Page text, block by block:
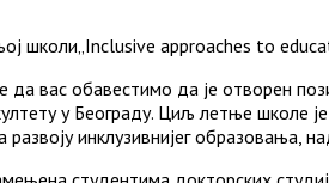
школи„Inclusive approaches to
да вас обавестимо да је отворен
у Београду. Циљ летње школе је
инклузивнијег образовања,